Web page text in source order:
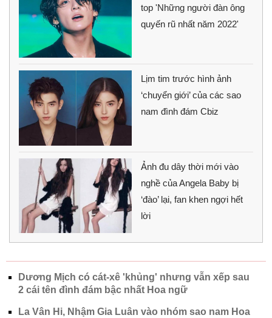
top 'Những người đàn ông
quyến rũ nhất năm 2022'
Lịm tim trước hình ảnh
‘chuyển giới’ của các sao
nam đình đám Cbiz
Ảnh đu dây thời mới vào
nghề của Angela Baby bị
‘đào’ lại, fan khen ngợi hết
lời
Dương Mịch có cát-xê 'khủng' nhưng vẫn xếp sau
2 cái tên đình đám bậc nhất Hoa ngữ
La Vân Hi, Nhậm Gia Luân vào nhóm sao nam Hoa